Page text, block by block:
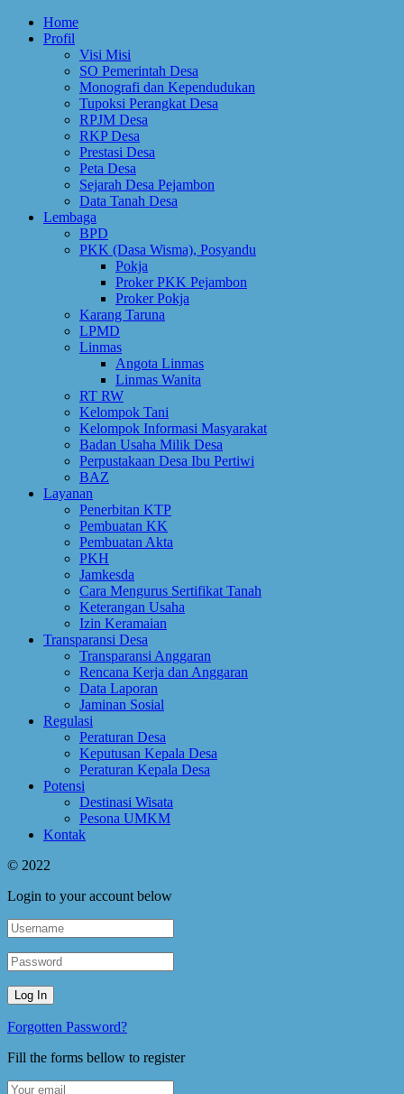
Home
Profil
Visi Misi
SO Pemerintah Desa
Monografi dan Kependudukan
Tupoksi Perangkat Desa
RPJM Desa
RKP Desa
Prestasi Desa
Peta Desa
Sejarah Desa Pejambon
Data Tanah Desa
Lembaga
BPD
PKK (Dasa Wisma), Posyandu
Pokja
Proker PKK Pejambon
Proker Pokja
Karang Taruna
LPMD
Linmas
Angota Linmas
Linmas Wanita
RT RW
Kelompok Tani
Kelompok Informasi Masyarakat
Badan Usaha Milik Desa
Perpustakaan Desa Ibu Pertiwi
BAZ
Layanan
Penerbitan KTP
Pembuatan KK
Pembuatan Akta
PKH
Jamkesda
Cara Mengurus Sertifikat Tanah
Keterangan Usaha
Izin Keramaian
Transparansi Desa
Transparansi Anggaran
Rencana Kerja dan Anggaran
Data Laporan
Jaminan Sosial
Regulasi
Peraturan Desa
Keputusan Kepala Desa
Peraturan Kepala Desa
Potensi
Destinasi Wisata
Pesona UMKM
Kontak
© 2022
Login to your account below
Forgotten Password?
Fill the forms bellow to register